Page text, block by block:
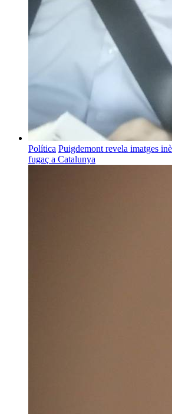
Política Puigdemont revela imatges
fugaç a Catalunya